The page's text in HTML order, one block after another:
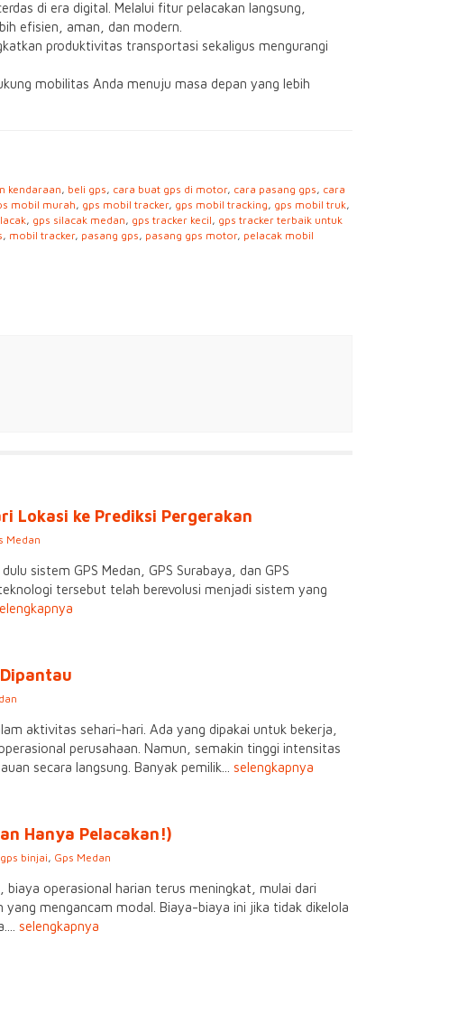
di era digital. Melalui fitur pelacakan langsung,
efisien, aman, dan modern.
produktivitas transportasi sekaligus mengurangi
mobilitas Anda menuju masa depan yang lebih
kendaraan, beli gps, cara buat gps di motor, cara pasang gps, cara
mobil murah, gps mobil tracker, gps mobil tracking, gps mobil truk,
, gps silacak medan, gps tracker kecil, gps tracker terbaik untuk
, mobil tracker, pasang gps, pasang gps motor, pelacak mobil
Lokasi ke Prediksi Pergerakan
Medan
sistem GPS Medan, GPS Surabaya, dan GPS
tersebut telah berevolusi menjadi sistem yang
aktivitas sehari-hari. Ada yang dipakai untuk bekerja,
perusahaan. Namun, semakin tinggi intensitas
secara langsung. Banyak pemilik... selengkapnya
Hanya Pelacakan!)
gps binjai, Gps Medan
biaya operasional harian terus meningkat, mulai dari
mengancam modal. Biaya-biaya ini jika tidak dikelola
selengkapnya